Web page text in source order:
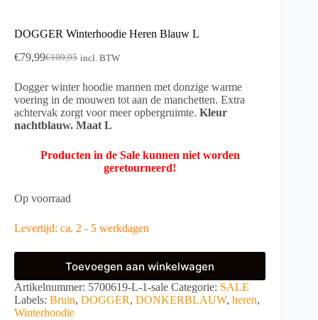
DOGGER Winterhoodie Heren Blauw L
€109,95
Oorspronkelijke
was:
€109,95.
€79,99Huidige
is:
€79,99.
incl. BTW
Dogger winter hoodie mannen met donzige warme
voering in de mouwen tot aan de manchetten. Extra
achtervak zorgt voor meer opbergruimte. Kleur
nachtblauw. Maat L
Producten in de Sale kunnen niet worden
geretourneerd!
Op voorraad
Levertijd: ca. 2 - 5 werkdagen
Toevoegen aan winkelwagen
A
l
t
Artikelnummer: 5700619-L-1-sale Categorie: SALE
Labels: Bruin, DOGGER, DONKERBLAUW, heren,
Winterhoodie